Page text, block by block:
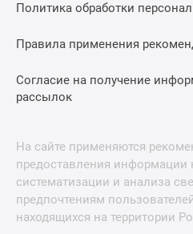
класса
бизнес-
класса
Дома
Коттеджные
поселки
Санкт-
Петербурге
Политика обработки
Правила применения
Согласие на получение
рассылок
На сайте применяются
предоставления информации
систематизации и анализа
предпочтениям
находящихся на территории